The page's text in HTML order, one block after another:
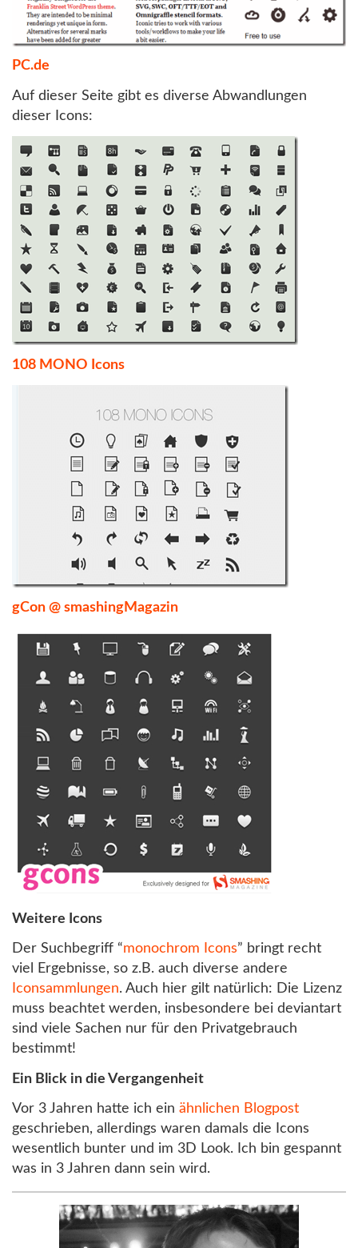
PC.de
Auf dieser Seite gibt es diverse Abwandlungen
dieser Icons:
108 MONO Icons
gCon @ smashingMagazin
Weitere Icons
Der Suchbegriff “monochrom Icons” bringt recht
viel Ergebnisse, so z.B. auch diverse andere
Iconsammlungen. Auch hier gilt natürlich: Die Lizenz
muss beachtet werden, insbesondere bei deviantart
sind viele Sachen nur für den Privatgebrauch
bestimmt!
Ein Blick in die Vergangenheit
Vor 3 Jahren hatte ich ein ähnlichen Blogpost
geschrieben, allerdings waren damals die Icons
wesentlich bunter und im 3D Look. Ich bin gespannt
was in 3 Jahren dann sein wird.